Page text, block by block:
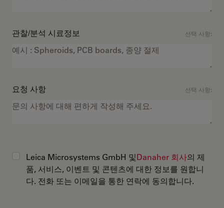
관찰/분석 시료정보 선택 사항:
요청 사항 선택 사항:
Leica Microsystems GmbH 및Danaher 회사의 제
품, 서비스, 이벤트 및 콘텐츠에 대한 정보를 원합니
다. 전화 또는 이메일을 통한 연락에 동의합니다.